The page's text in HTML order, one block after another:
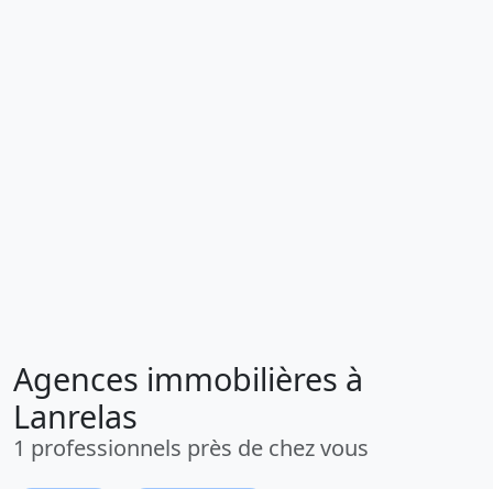
Agences immobilières à
Lanrelas
1 professionnels près de chez vous